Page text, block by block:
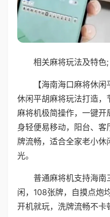
相关麻将玩法及特色;
【海南海口麻将休
休闲平胡麻将玩法打造
麻将机极简操作，一键
身轻便易移动，阳台、
牌流畅，适合全家老小
光。
普通麻将机支持海南
闲，108张牌，自摸点炮
开机就玩，洗牌流畅不卡